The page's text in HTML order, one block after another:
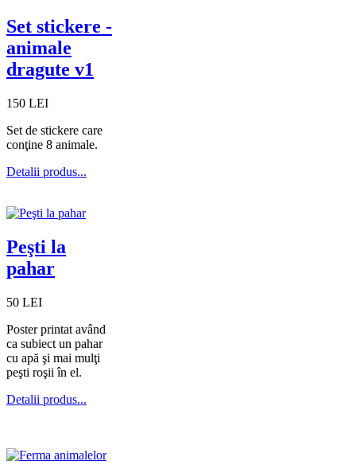
Set stickere -
animale
dragute v1
150 LEI
Set de stickere care
conţine 8 animale.
Detalii produs...
Peşti la
pahar
50 LEI
Poster printat având
ca subiect un pahar
cu apă şi mai mulţi
peşti roşii în el.
Detalii produs...